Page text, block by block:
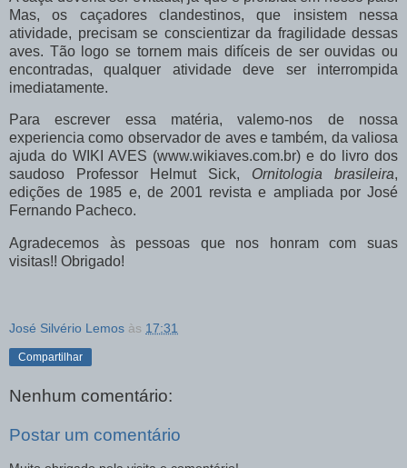
Mas, os caçadores clandestinos, que insistem nessa
atividade, precisam se conscientizar da fragilidade dessas
aves. Tão logo se tornem mais difíceis de ser ouvidas ou
encontradas, qualquer atividade deve ser interrompida
imediatamente.
Para escrever essa matéria, valemo-nos de nossa
experiencia como observador de aves e também, da valiosa
ajuda do WIKI AVES (www.wikiaves.com.br) e do livro dos
saudoso Professor Helmut Sick, Ornitologia brasileira,
edições de 1985 e, de 2001 revista e ampliada por José
Fernando Pacheco.
Agradecemos às pessoas que nos honram com suas
visitas!! Obrigado!
José Silvério Lemos às 17:31
Compartilhar
Nenhum comentário:
Postar um comentário